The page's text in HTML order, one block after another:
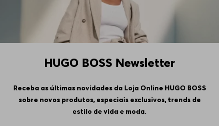
HUGO BOSS Newsletter
Receba as últimas novidades da Loja Online HUGO BOSS
sobre novos produtos, especiais exclusivos, trends de
estilo de vida e moda.